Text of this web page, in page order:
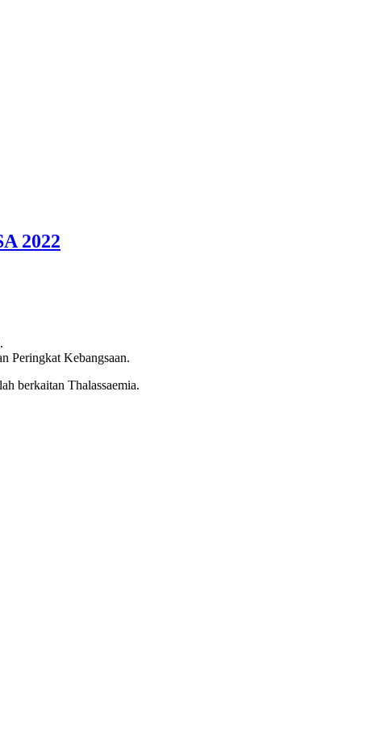
2022
Peringkat Kebangsaan.
berkaitan Thalassaemia.